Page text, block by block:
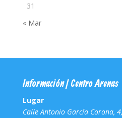
31
« Mar
Información | Centro Arenas
Lugar
Calle Antonio García Corona,